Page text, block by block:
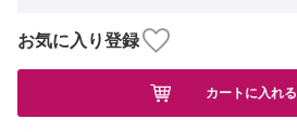
お気に入り登録
カートに入れる